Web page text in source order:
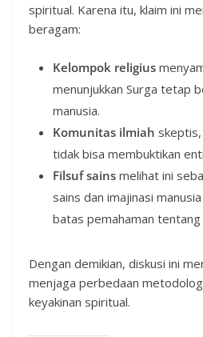
spiritual. Karena itu, klaim ini
beragam:
Kelompok religius
menunjukkan Surga tetap
manusia.
Komunitas ilmiah
tidak bisa membuktikan
Filsuf sains melihat ini
sains dan imajinasi
batas pemahaman
Dengan demikian, diskusi ini
menjaga perbedaan
keyakinan spiritual.